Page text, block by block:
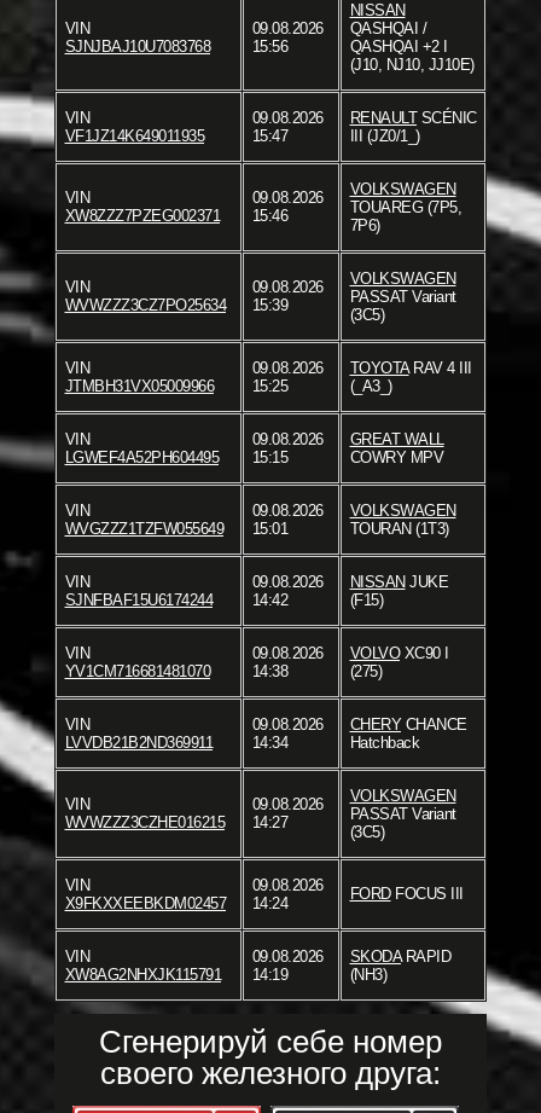
VIN
SJNJBAJ10U7083768
09.08.2026
15:56
NISSAN
QASHQAI /
QASHQAI +2 I
(J10, NJ10, JJ10E)
VIN
VF1JZ14K649011935
09.08.2026
15:47
RENAULTSCÉNIC
III (JZ0/1_)
VIN
XW8ZZZ7PZEG002371
09.08.2026
15:46
VOLKSWAGEN
TOUAREG (7P5,
7P6)
VIN
WVWZZZ3CZ7PO25634
09.08.2026
15:39
VOLKSWAGEN
PASSAT Variant
(3C5)
VIN
JTMBH31VX05009966
09.08.2026
15:25
TOYOTARAV 4 III
(_A3_)
VIN
LGWEF4A52PH604495
09.08.2026
15:15
GREAT WALL
COWRY MPV
VIN
WVGZZZ1TZFW055649
09.08.2026
15:01
VOLKSWAGEN
TOURAN (1T3)
VIN
SJNFBAF15U6174244
09.08.2026
14:42
NISSAN JUKE
(F15)
VIN
YV1CM716681481070
09.08.2026
14:38
VOLVOXC90 I
(275)
VIN
LVVDB21B2ND369911
09.08.2026
14:34
CHERYCHANCE
Hatchback
VIN
WVWZZZ3CZHE016215
09.08.2026
14:27
VOLKSWAGEN
PASSAT Variant
(3C5)
VIN
X9FKXXEEBKDM02457
09.08.2026
14:24
FORDFOCUS III
VIN
XW8AG2NHXJK115791
09.08.2026
14:19
SKODARAPID
(NH3)
Сгенерируй себе номер
своего железного друга: